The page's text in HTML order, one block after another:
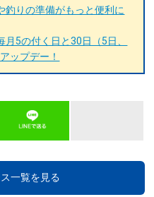
釣りの準備がもっと便利に
月5の付く日と30日（5日、
ップデー！
一覧を見る